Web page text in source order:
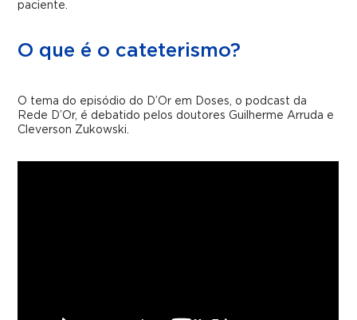
paciente.
O que é o cateterismo?
O tema do episódio do D’Or em Doses, o podcast da
Rede D’Or, é debatido pelos doutores Guilherme Arruda e
Cleverson Zukowski.